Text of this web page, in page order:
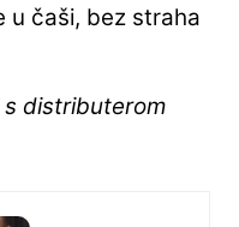
u čaši, bez straha
distributerom